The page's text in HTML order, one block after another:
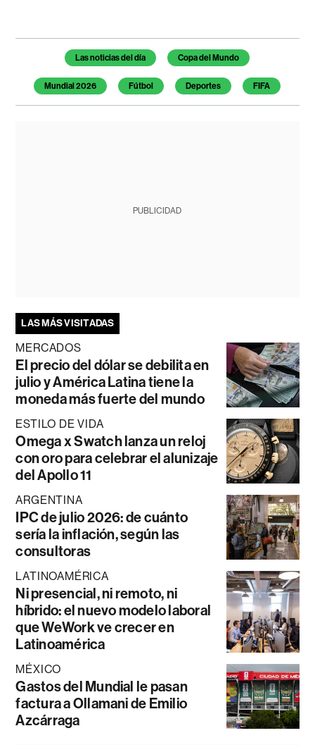
Temas de este artículo
Las noticias del día Copa del Mundo
Mundial 2026 Fútbol Deportes FIFA
PUBLICIDAD
LAS MÁS VISITADAS
MERCADOS
El precio del dólar se debilita en
julio y América Latina tiene la
moneda más fuerte del mundo
ESTILO DE VIDA
Omega x Swatch lanza un reloj
con oro para celebrar el alunizaje
del Apollo 11
ARGENTINA
IPC de julio 2026: de cuánto
sería la inflación, según las
consultoras
LATINOAMÉRICA
Ni presencial, ni remoto, ni
híbrido: el nuevo modelo laboral
que WeWork ve crecer en
Latinoamérica
MÉXICO
Gastos del Mundial le pasan
factura a Ollamani de Emilio
Azcárraga